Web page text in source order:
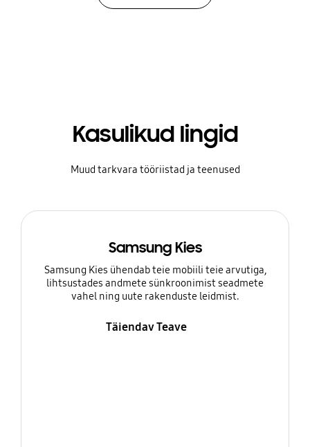
Kasulikud lingid
Muud tarkvara tööriistad ja teenused
Samsung Kies
Samsung Kies ühendab teie mobiili teie arvutiga,
lihtsustades andmete sünkroonimist seadmete
vahel ning uute rakenduste leidmist.
Täiendav Teave